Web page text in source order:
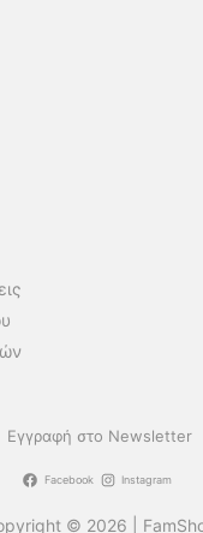
Εγγραφή στο Newsletter
Facebook Instagram
© 2026 |